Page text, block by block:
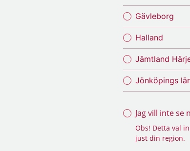
Gävleborg
Halland
Jämtland
Jönköpings
Jag vill inte
Obs! Detta val
just din region.